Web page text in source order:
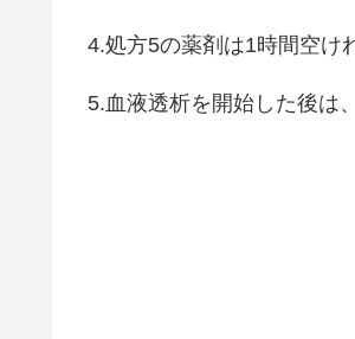
4.処方5の薬剤は1時間空け
5.血液透析を開始した後は